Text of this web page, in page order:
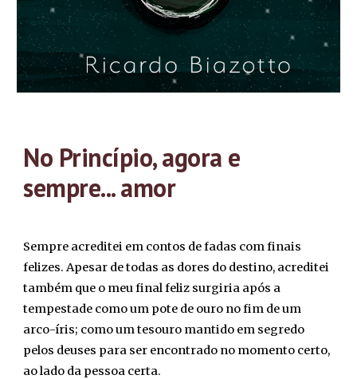
No Princípio, agora e
sempre... amor
Sempre acreditei em contos de fadas com finais
felizes. Apesar de todas as dores do destino, acreditei
também que o meu final feliz surgiria após a
tempestade como um pote de ouro no fim de um
arco-íris; como um tesouro mantido em segredo
pelos deuses para ser encontrado no momento certo,
ao lado da pessoa certa.